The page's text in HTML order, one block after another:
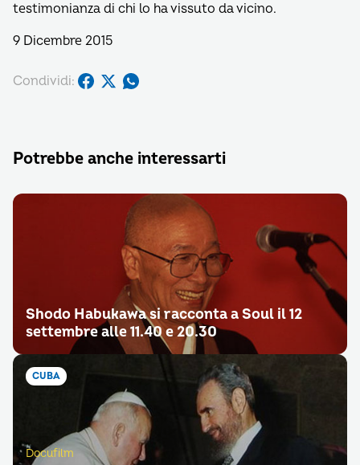
testimonianza di chi lo ha vissuto da vicino.
9 Dicembre 2015
Condividi:
Potrebbe anche interessarti
Shodo Habukawa si racconta a Soul il 12
settembre alle 11.40 e 20.30
CUBA
Docufilm